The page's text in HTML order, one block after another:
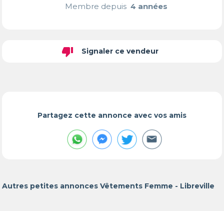
Membre depuis4 années
thumb_down Signaler ce vendeur
Partagez cette annonce avec vos amis
Autres petites annonces Vêtements Femme - Libreville